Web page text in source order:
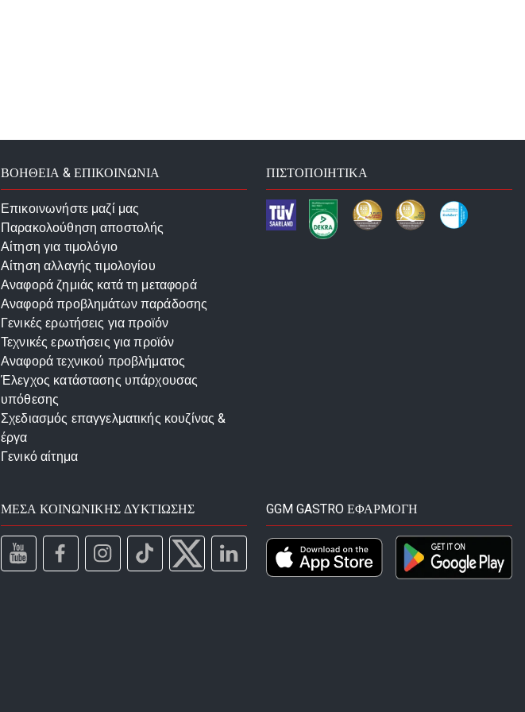
ΒΟΗΘΕΙΑ & ΕΠΙΚΟΙΝΩΝΙΑ
Επικοινωνήστε μαζί μας
Παρακολούθηση αποστολής
Αίτηση για τιμολόγιο
Αίτηση αλλαγής τιμολογίου
Αναφορά ζημιάς κατά τη μεταφορά
Αναφορά προβλημάτων παράδοσης
Γενικές ερωτήσεις για προϊόν
Τεχνικές ερωτήσεις για προϊόν
Αναφορά τεχνικού προβλήματος
Έλεγχος κατάστασης υπάρχουσας
υπόθεσης
Σχεδιασμός επαγγελματικής κουζίνας &
έργα
Γενικό αίτημα
ΠΙΣΤΟΠΟΙΗΤΙΚΆ
ΜΈΣΑ ΚΟΙΝΩΝΙΚΉΣ ΔΥΚΤΊΩΣΗΣ GGM GASTRO ΕΦΑΡΜΟΓΉ